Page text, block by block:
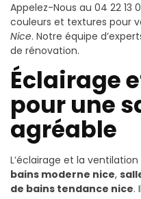
Appelez-Nous au 04 22 13
couleurs et textures pour
Nice. Notre équipe
de rénovation.
Éclairage
pour une
agréable
L’éclairage et la
bains moderne nice,
de bains tendance nice.